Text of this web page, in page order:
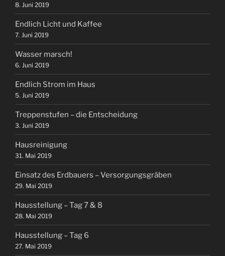
8. Juni 2019
Endlich Licht und Kaffee
7. Juni 2019
Wasser marsch!
6. Juni 2019
Endlich Strom im Haus
5. Juni 2019
Treppenstufen – die Entscheidung
3. Juni 2019
Hausreinigung
31. Mai 2019
Einsatz des Erdbauers – Versorgungsgräben
29. Mai 2019
Hausstellung – Tag 7 & 8
28. Mai 2019
Hausstellung – Tag 6
27. Mai 2019